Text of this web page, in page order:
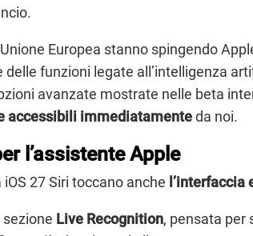
Europea stanno spingendo
funzioni legate all’intelligenza
avanzate mostrate nelle beta
accessibili immediatamenteda noi.
l’assistente Apple
27 Siri toccano anche l’interfaccia
Live Recognition, pensata per